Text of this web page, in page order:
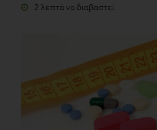
2 λεπτά να διαβαστεί